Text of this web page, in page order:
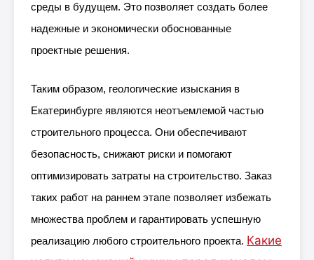
среды в будущем. Это позволяет создать более
надежные и экономически обоснованные
проектные решения.
Таким образом, геологические изыскания в
Екатеринбурге являются неотъемлемой частью
строительного процесса. Они обеспечивают
безопасность, снижают риски и помогают
оптимизировать затраты на строительство. Заказ
таких работ на раннем этапе позволяет избежать
множества проблем и гарантировать успешную
реализацию любого строительного проекта. Какие